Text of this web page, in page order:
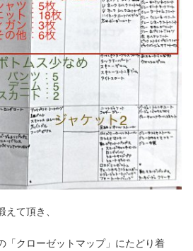
て頂き、
「クローゼットマップ」にたどり着